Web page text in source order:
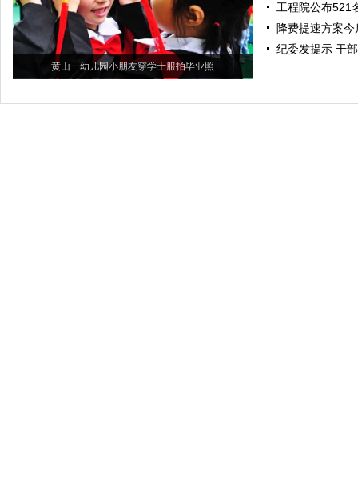
黄山一幼儿园小朋友穿学士服拍毕业照
工程院公布521
降费提速方案
纪委发提示 干